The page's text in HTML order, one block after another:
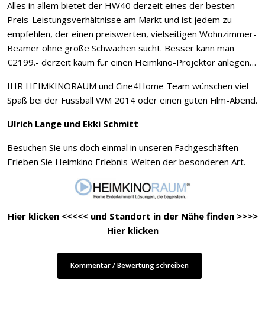
Alles in allem bietet der HW40 derzeit eines der besten
Preis-Leistungsverhältnisse am Markt und ist jedem zu
empfehlen, der einen preiswerten, vielseitigen Wohnzimmer-
Beamer ohne große Schwächen sucht. Besser kann man
€2199.- derzeit kaum für einen Heimkino-Projektor anlegen…
IHR HEIMKINORAUM und Cine4Home Team wünschen viel
Spaß bei der Fussball WM 2014 oder einen guten Film-Abend.
Ulrich Lange und Ekki Schmitt
Besuchen Sie uns doch einmal in unseren Fachgeschäften –
Erleben Sie Heimkino Erlebnis-Welten der besonderen Art.
Hier klicken <<<<< und Standort in der Nähe finden >>>>
Hier klicken
Kommentar / Bewertung schreiben